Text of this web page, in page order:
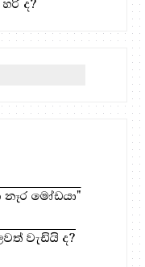
ද?
නෑර මෝඩයා"
වැඩියි ද?